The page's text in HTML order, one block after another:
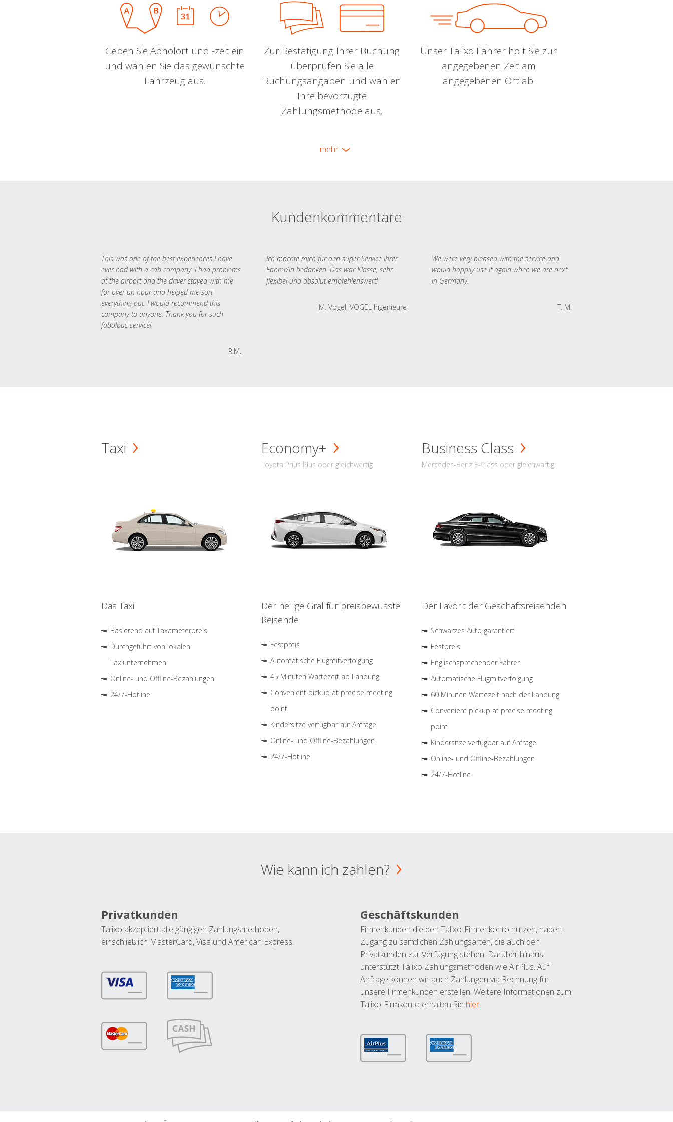
Geben Sie Abholort und -zeit ein
und wählen Sie das gewünschte
Fahrzeug aus.
Zur Bestätigung Ihrer Buchung
überprüfen Sie alle
Buchungsangaben und wählen
Ihre bevorzugte
Zahlungsmethode aus.
Unser Talixo Fahrer holt Sie zur
angegebenen Zeit am
angegebenen Ort ab.
mehr
Kundenkommentare
This was one of the best experiences I have
ever had with a cab company. I had problems
at the airport and the driver stayed with me
for over an hour and helped me sort
everything out. I would recommend this
company to anyone. Thank you for such
fabulous service!
R.M.
Ich möchte mich für den super Service Ihrer
Fahrer/in bedanken. Das war Klasse, sehr
flexibel und absolut empfehlenswert!
M. Vogel, VOGEL Ingenieure
We were very pleased with the service and
would happily use it again when we are next
in Germany.
T. M.
Taxi
Das Taxi
Basierend auf Taxameterpreis
Durchgeführt von lokalen
Taxiunternehmen
Online- und Offline-Bezahlungen
24/7-Hotline
Economy+
Toyota Prius Plus oder gleichwertig
Der heilige Gral für preisbewusste
Reisende
Festpreis
Automatische Flugmitverfolgung
45 Minuten Wartezeit ab Landung
Convenient pickup at precise meeting
point
Kindersitze verfügbar auf Anfrage
Online- und Offline-Bezahlungen
24/7-Hotline
Business Class
Mercedes-Benz E-Class oder gleichwärtig
Der Favorit der Geschäftsreisenden
Schwarzes Auto garantiert
Festpreis
Englischsprechender Fahrer
Automatische Flugmitverfolgung
60 Minuten Wartezeit nach der Landung
Convenient pickup at precise meeting
point
Kindersitze verfügbar auf Anfrage
Online- und Offline-Bezahlungen
24/7-Hotline
Wie kann ich zahlen?
Privatkunden
Talixo akzeptiert alle gängigen Zahlungsmethoden,
einschließlich MasterCard, Visa und American Express.
Geschäftskunden
Firmenkunden die den Talixo-Firmenkonto nutzen, haben
Zugang zu sämtlichen Zahlungsarten, die auch den
Privatkunden zur Verfügung stehen. Darüber hinaus
unterstützt Talixo Zahlungsmethoden wie AirPlus. Auf
Anfrage können wir auch Zahlungen via Rechnung für
unsere Firmenkunden erstellen. Weitere Informationen zum
Talixo-Firmkonto erhalten Sie hier.